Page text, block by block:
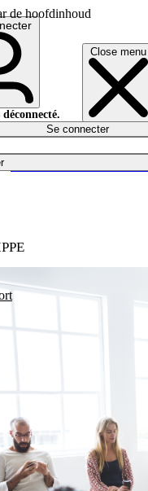
de hoofdinhoud
Close menu
déconnecté.
Se connecter